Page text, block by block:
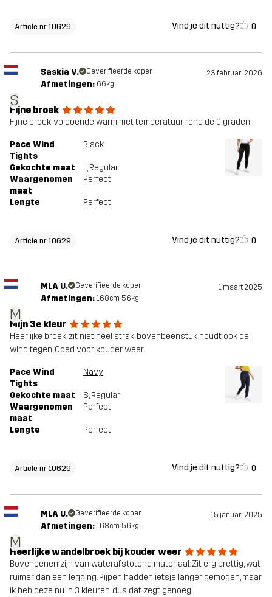
Article nr 10629 Vind je dit nuttig? 0
S
Saskia V. Geverifieerde koper 23 februari 2026
Afmetingen: 66kg
Fijne broek
Fijne broek, voldoende warm met temperatuur rond de 0 graden
Pace Wind
Tights
Black
Gekochte maat L, Regular
Waargenomen
maat
Perfect
Lengte Perfect
Article nr 10629 Vind je dit nuttig? 0
M
MLA U. Geverifieerde koper 1 maart 2025
Afmetingen: 168cm, 56kg
Mijn 3e kleur
Heerlijke broek, zit niet heel strak, bovenbeenstuk houdt ook de
wind tegen. Goed voor kouder weer.
Pace Wind
Tights
Navy
Gekochte maat S, Regular
Waargenomen
maat
Perfect
Lengte Perfect
Article nr 10629 Vind je dit nuttig? 0
M
MLA U. Geverifieerde koper 15 januari 2025
Afmetingen: 168cm, 56kg
Heerlijke wandelbroek bij kouder weer
Bovenbenen zijn van waterafstotend materiaal. Zit erg prettig, wat
ruimer dan een legging. Pijpen hadden ietsje langer gemogen, maar
ik heb deze nu in 3 kleuren, dus dat zegt genoeg!